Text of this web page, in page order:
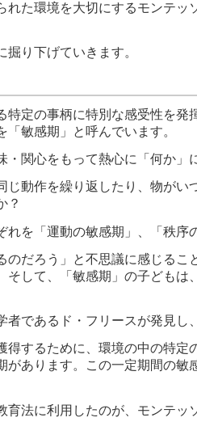
れた環境を大切にするモンテッ
り下げていきます。
特定の事柄に特別な感受性を発
敏感期」と呼んでいます。
関心をもって熱心に「何か」
じ動作を繰り返したり、物がい
？
を「運動の敏感期」、「秩序
のだろう」と不思議に感じるこ
そして、「敏感期」の子どもは
であるド・フリースが発見し
得するために、環境の中の特定
があります。この一定期間の敏
法に利用したのが、モンテッ